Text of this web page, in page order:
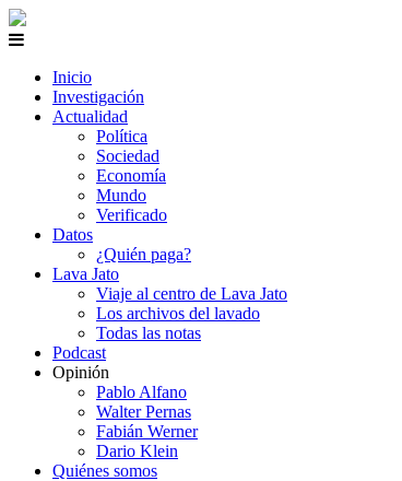
Inicio
Investigación
Actualidad
Política
Sociedad
Economía
Mundo
Verificado
Datos
¿Quién paga?
Lava Jato
Viaje al centro de Lava Jato
Los archivos del lavado
Todas las notas
Podcast
Opinión
Pablo Alfano
Walter Pernas
Fabián Werner
Dario Klein
Quiénes somos